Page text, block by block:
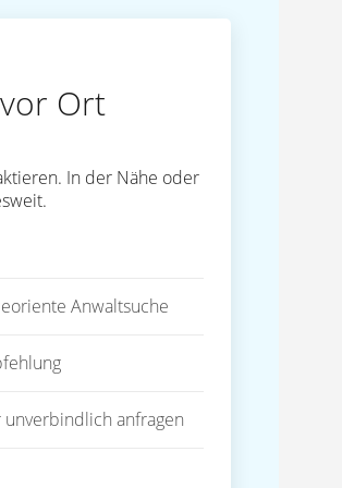
Ort
In der Nähe oder
Anwaltsuche
anfragen